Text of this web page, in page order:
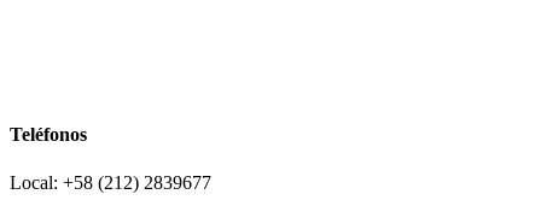
Teléfonos
Local: +58 (212) 2839677